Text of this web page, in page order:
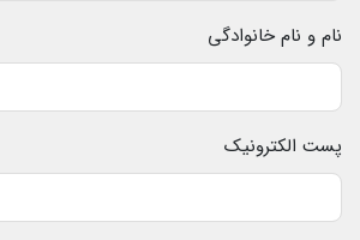
نام و نام خانوادگی
پست الکترونیک